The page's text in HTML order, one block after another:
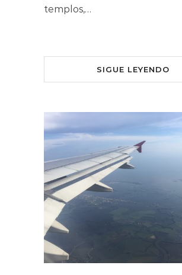
templos,…
SIGUE LEYENDO